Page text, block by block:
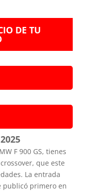
DE TU
F 900 GS, tienes
que este
La entrada
publicó primero en